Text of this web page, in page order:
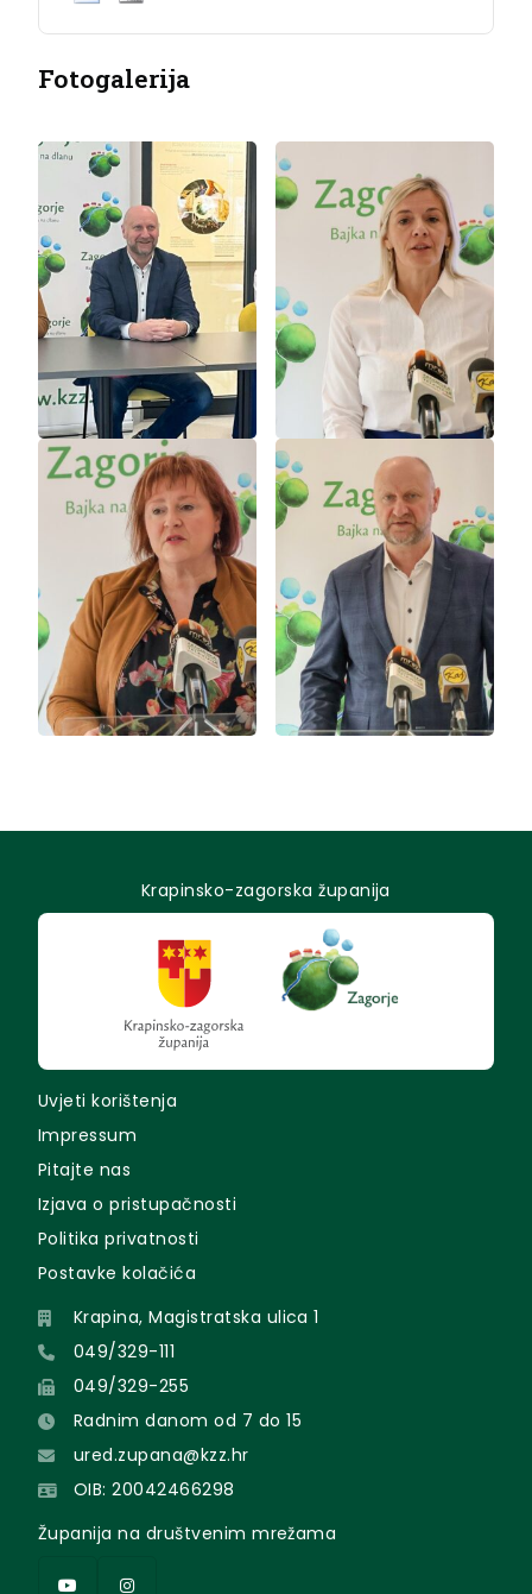
Fotogalerija
Krapinsko-zagorska županija
Uvjeti korištenja
Impressum
Pitajte nas
Izjava o pristupačnosti
Politika privatnosti
Postavke kolačića
Krapina, Magistratska ulica 1
049/329-111
049/329-255
Radnim danom od 7 do 15
ured.zupana@kzz.hr
OIB: 20042466298
Županija na društvenim mrežama